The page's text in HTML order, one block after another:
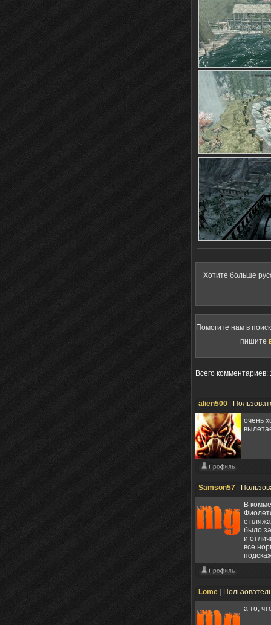
Хотите больше
Помогите нам в
пишите
Всего комментариев:
alien500
очень
Samson57
В
с
было
и
все
Lome
а то,